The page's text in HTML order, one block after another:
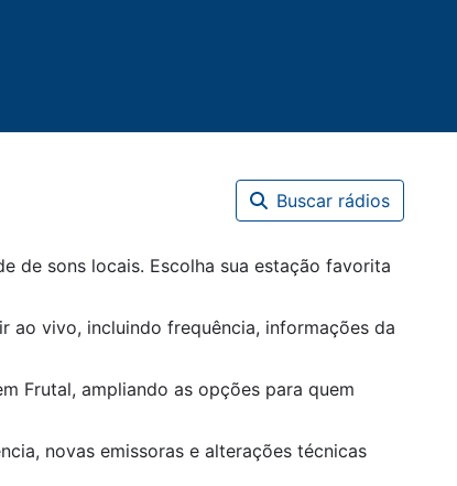
Buscar rádios
de sons locais. Escolha sua estação favorita
ao vivo, incluindo frequência, informações da
Frutal, ampliando as opções para quem
novas emissoras e alterações técnicas